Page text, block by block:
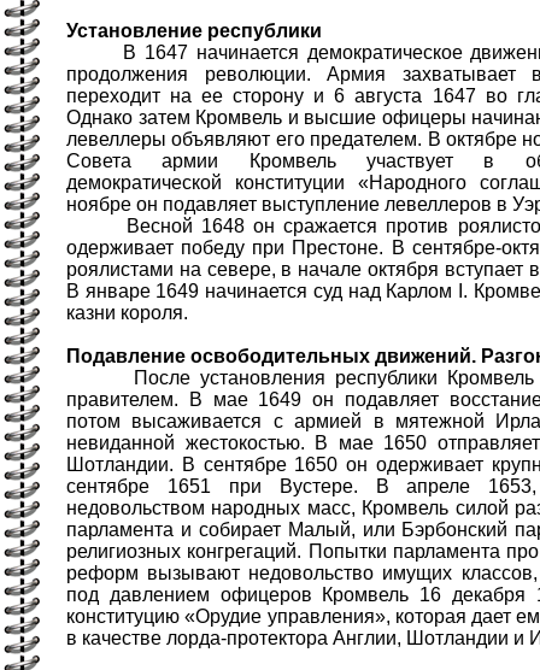
Установление республики
В 1647 начинается демократическое
продолжения революции. Армия захватывает
переходит на ее сторону и 6 августа 1647 во
Однако затем Кромвель и высшие офицеры
левеллеры объявляют его предателем. В октябре
Совета армии Кромвель участвует в
демократической конституции «Народного
ноябре он подавляет выступление левеллеров в
Весной 1648 он сражается против
одерживает победу при Престоне. В сентябре-
роялистами на севере, в начале октября вступает
В январе 1649 начинается суд над Карлом I.
казни короля.
Подавление освободительных движений.
После установления республики Кромвель
правителем. В мае 1649 он подавляет
потом высаживается с армией в мятежной
невиданной жестокостью. В мае 1650
Шотландии. В сентябре 1650 он одерживает
сентябре 1651 при Вустере. В апреле
недовольством народных масс, Кромвель силой
парламента и собирает Малый, или Бэрбонский
религиозных конгрегаций. Попытки парламента
реформ вызывают недовольство имущих
под давлением офицеров Кромвель 16 декабря
конституцию «Орудие управления», которая дает
в качестве лорда-протектора Англии, Шотландии и